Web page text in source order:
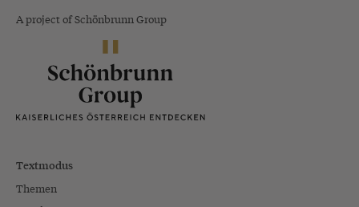
A project of Schönbrunn Group
Textmodus
Themen